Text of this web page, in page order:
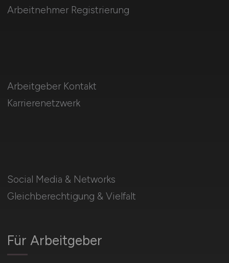
Arbeitnehmer Registrierung
Social Media & Networks
Gleichberechtigung & Vielfalt
Für Arbeitgeber
Arbeitgeber Kontakt
Karrierenetzwerk